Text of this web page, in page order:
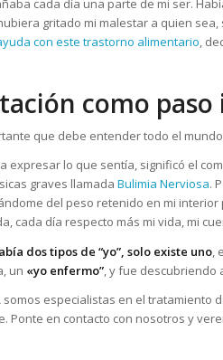
cada día una parte de mi ser.
gritado mi malestar a quien sea,
con este trastorno alimentario,
como
que debe entender todo el
expresar lo que sentía, significó el
graves llamada Bulimia Nerviosa.
del peso retenido en mi
cada día respecto más mi vida, mi
dos tipos de “yo”, solo existe uno
un «yo enfermo” , y fue
somos especialistas en el tratamiento
Ponte en contacto con nosotros y